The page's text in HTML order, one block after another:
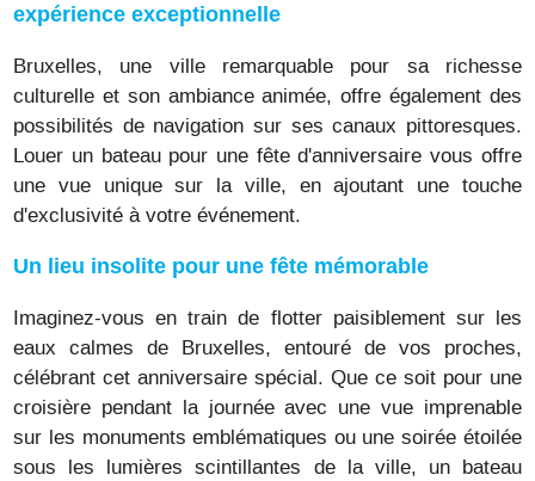
expérience exceptionnelle
Bruxelles, une ville remarquable pour sa richesse
culturelle et son ambiance animée, offre également des
possibilités de navigation sur ses canaux pittoresques.
Louer un bateau pour une fête d'anniversaire vous offre
une vue unique sur la ville, en ajoutant une touche
d'exclusivité à votre événement.
Un lieu insolite pour une fête mémorable
Imaginez-vous en train de flotter paisiblement sur les
eaux calmes de Bruxelles, entouré de vos proches,
célébrant cet anniversaire spécial. Que ce soit pour une
croisière pendant la journée avec une vue imprenable
sur les monuments emblématiques ou une soirée étoilée
sous les lumières scintillantes de la ville, un bateau